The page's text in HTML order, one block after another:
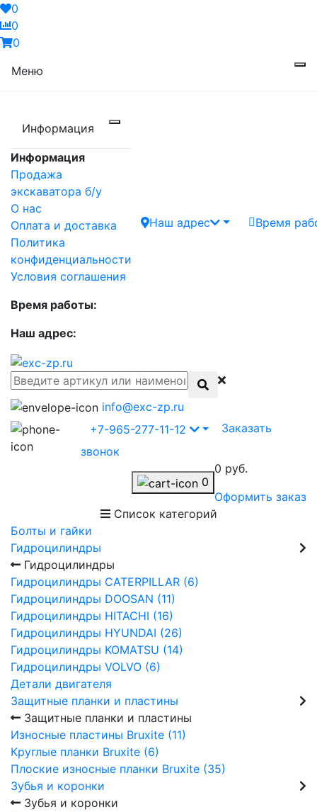
0
0
0
Меню
Информация
Информация
Продажа
экскаватора б/у
О нас
Оплата и доставка
Политика
конфиденциальности
Условия соглашения
Время работы:
Наш адрес:
Наш адрес Время
info@exc-zp.ru
+7-965-277-11-12
Заказать
звонок
0
0 руб.
Оформить заказ
Список категорий
Болты и гайки
Гидроцилиндры
Гидроцилиндры
Гидроцилиндры CATERPILLAR (6)
Гидроцилиндры DOOSAN (11)
Гидроцилиндры HITACHI (16)
Гидроцилиндры HYUNDAI (26)
Гидроцилиндры KOMATSU (14)
Гидроцилиндры VOLVO (6)
Детали двигателя
Защитные планки и пластины
Защитные планки и пластины
Износные пластины Bruxite (11)
Круглые планки Bruxite (6)
Плоские износные планки Bruxite (35)
Зубья и коронки
Зубья и коронки